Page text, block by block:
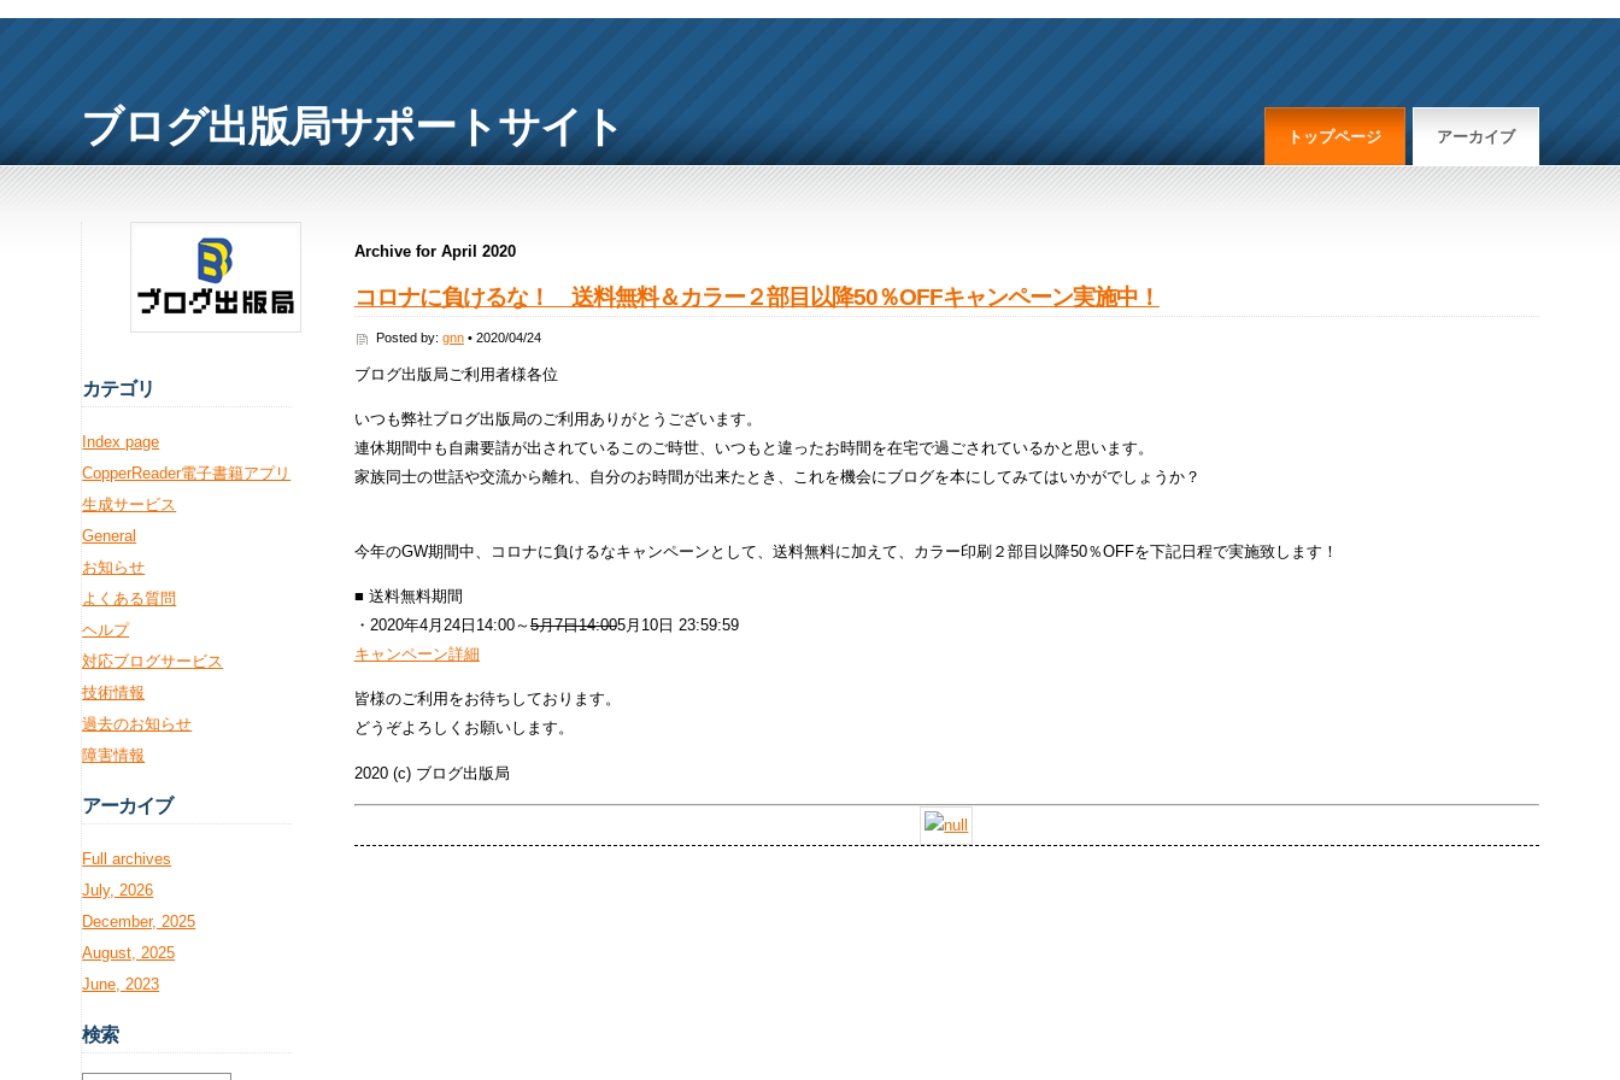
ブログ出版局サポートサイト トップページ アーカイブ
Archive for April 2020
コロナに負けるな！ 送料無料＆カラー２部目以降50％OFFキャンペーン実施中！
Posted by: gnn• 2020/04/24
ブログ出版局ご利用者様各位
いつも弊社ブログ出版局のご利用ありがとうございます。
連休期間中も自粛要請が出されているこのご時世、いつもと違ったお時間を在宅で過ごされているかと思います。
家族同士の世話や交流から離れ、自分のお時間が出来たとき、これを機会にブログを本にしてみてはいかがでしょうか？
今年のGW期間中、コロナに負けるなキャンペーンとして、送料無料に加えて、カラー印刷２部目以降50％OFFを下記日程で実施致します！
■ 送料無料期間
・2020年4月24日14:00～5月7日14:005月10日 23:59:59
キャンペーン詳細
皆様のご利用をお待ちしております。
どうぞよろしくお願いします。
2020 (c) ブログ出版局
カテゴリ
Index page
CopperReader電子書籍アプリ
生成サービス
General
お知らせ
よくある質問
ヘルプ
対応ブログサービス
技術情報
過去のお知らせ
障害情報
アーカイブ
Full archives
July, 2026
December, 2025
August, 2025
June, 2023
検索